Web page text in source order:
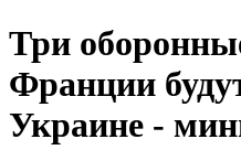
Три
Франции
Украине -